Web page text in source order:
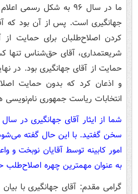
ما در سال ۹۶ به شکل
جهانگیری است. پس از آن بود که
کردن اصلاح‌طلبان برای حمایت
شریعتمداری، آقای حق‌شناس تنها
حمایت از آقای جهانگیری بود. در
و اذعان کرد که بدون حمایت
انتخابات ریاست جمهوری نام‌نویسی
سخن گفتید. با این حال گفته
امور کابینه توسط آقایان نوبخت و
به عنوان مهمترین چهره اصلاح‌طلب
گرامی مقدم: آقای جهانگیری با